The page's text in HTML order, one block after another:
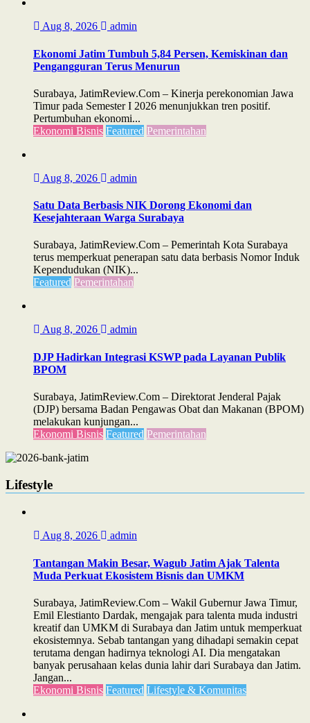
Aug 8, 2026 admin
Ekonomi Jatim Tumbuh 5,84 Persen, Kemiskinan dan
Pengangguran Terus Menurun
Surabaya, JatimReview.Com – Kinerja perekonomian Jawa
Timur pada Semester I 2026 menunjukkan tren positif.
Pertumbuhan ekonomi...
Ekonomi Bisnis Featured Pemerintahan
Aug 8, 2026 admin
Satu Data Berbasis NIK Dorong Ekonomi dan
Kesejahteraan Warga Surabaya
Surabaya, JatimReview.Com – Pemerintah Kota Surabaya
terus memperkuat penerapan satu data berbasis Nomor Induk
Kependudukan (NIK)...
Featured Pemerintahan
Aug 8, 2026 admin
DJP Hadirkan Integrasi KSWP pada Layanan Publik
BPOM
Surabaya, JatimReview.Com – Direktorat Jenderal Pajak
(DJP) bersama Badan Pengawas Obat dan Makanan (BPOM)
melakukan kunjungan...
Ekonomi Bisnis Featured Pemerintahan
Lifestyle
Aug 8, 2026 admin
Tantangan Makin Besar, Wagub Jatim Ajak Talenta
Muda Perkuat Ekosistem Bisnis dan UMKM
Surabaya, JatimReview.Com – Wakil Gubernur Jawa Timur,
Emil Elestianto Dardak, mengajak para talenta muda industri
kreatif dan UMKM di Surabaya dan Jatim untuk memperkuat
ekosistemnya. Sebab tantangan yang dihadapi semakin cepat
terutama dengan hadirnya teknologi AI. Dia mengatakan
banyak perusahaan kelas dunia lahir dari Surabaya dan Jatim.
Jangan...
Ekonomi Bisnis Featured Lifestyle & Komunitas